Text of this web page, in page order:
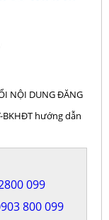
NỘI DUNG ĐĂNG
BKHĐT hướng dẫn
099
800 099